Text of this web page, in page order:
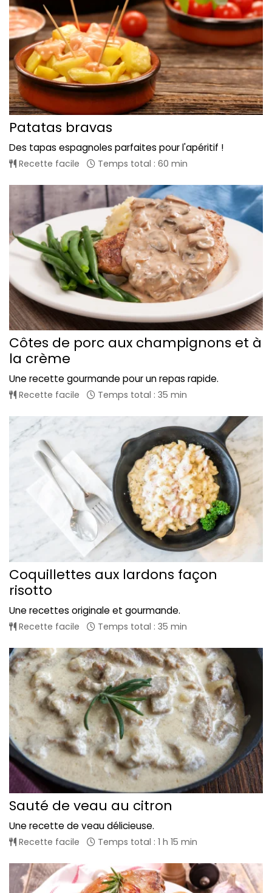
Patatas bravas
Des tapas espagnoles parfaites pour l'apéritif !
Recette facile Temps total : 60 min
Côtes de porc aux champignons et à
la crème
Une recette gourmande pour un repas rapide.
Recette facile Temps total : 35 min
Coquillettes aux lardons façon
risotto
Une recettes originale et gourmande.
Recette facile Temps total : 35 min
Sauté de veau au citron
Une recette de veau délicieuse.
Recette facile Temps total : 1 h 15 min